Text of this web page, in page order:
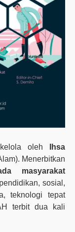
oleh
Ihsa
Menerbitkan
masyarakat
sosial,
teknologi tepat
terbit dua kali